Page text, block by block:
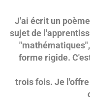
J'ai écrit un
sujet de
forme rigide.
trois fois. Je